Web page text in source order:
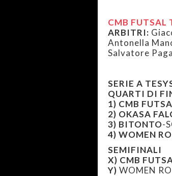
CMB FUTSAL
ARBITRI:
Antonella
Salvatore
SERIE A
QUARTI DI
1) CMB
2) OKASA
3) BITONTO-
4) WOMEN
SEMIFINALI
X) CMB
Y) WOMEN